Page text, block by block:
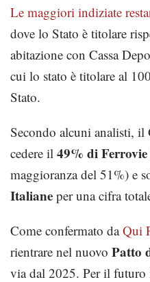
Le maggiori indiziate
dove lo Stato è titolare
abitazione con Cassa
cui lo stato è titolare al
Stato.
Secondo alcuni analisti, il
cedere il 49% di Ferrovie
maggioranza del 51%) e
Italiane per una cifra
Come confermato daQui
rientrare nel nuovo Patto
via dal 2025. Per il